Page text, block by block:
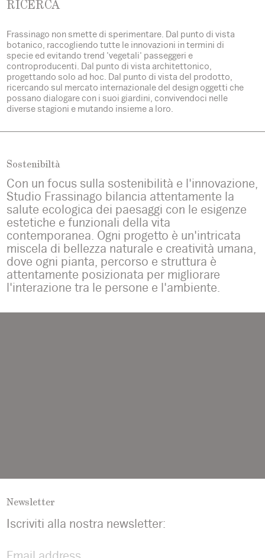
RICERCA
Frassinago non smette di sperimentare. Dal punto di vista
botanico, raccogliendo tutte le innovazioni in termini di
specie ed evitando trend 'vegetali' passeggeri e
controproducenti. Dal punto di vista architettonico,
progettando solo ad hoc. Dal punto di vista del prodotto,
ricercando sul mercato internazionale del design oggetti che
possano dialogare con i suoi giardini, convivendoci nelle
diverse stagioni e mutando insieme a loro.
Sostenibiltà
Con un focus sulla sostenibilità e l'innovazione,
Studio Frassinago bilancia attentamente la
salute ecologica dei paesaggi con le esigenze
estetiche e funzionali della vita
contemporanea. Ogni progetto è un'intricata
miscela di bellezza naturale e creatività umana,
dove ogni pianta, percorso e struttura è
attentamente posizionata per migliorare
l'interazione tra le persone e l'ambiente.
Newsletter
Iscriviti alla nostra newsletter: